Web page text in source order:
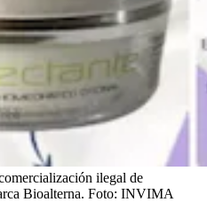
ilegal de
Bioalterna. Foto: INVIMA